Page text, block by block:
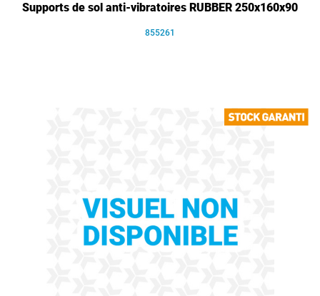
Supports de sol anti-vibratoires RUBBER 250x160x90
855261